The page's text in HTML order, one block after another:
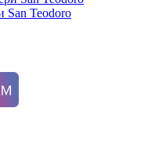
San Teodoro